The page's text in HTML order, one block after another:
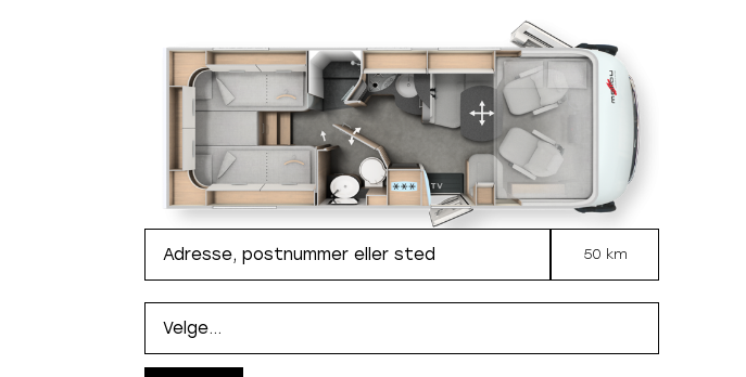
50 km